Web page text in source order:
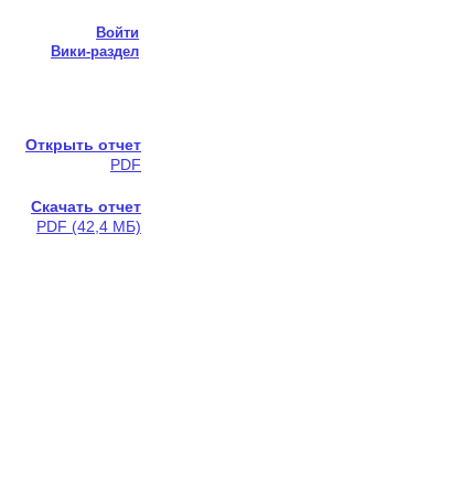
Войти
Вики-раздел
Открыть отчет
PDF
Скачать отчет
PDF (42,4 МБ)